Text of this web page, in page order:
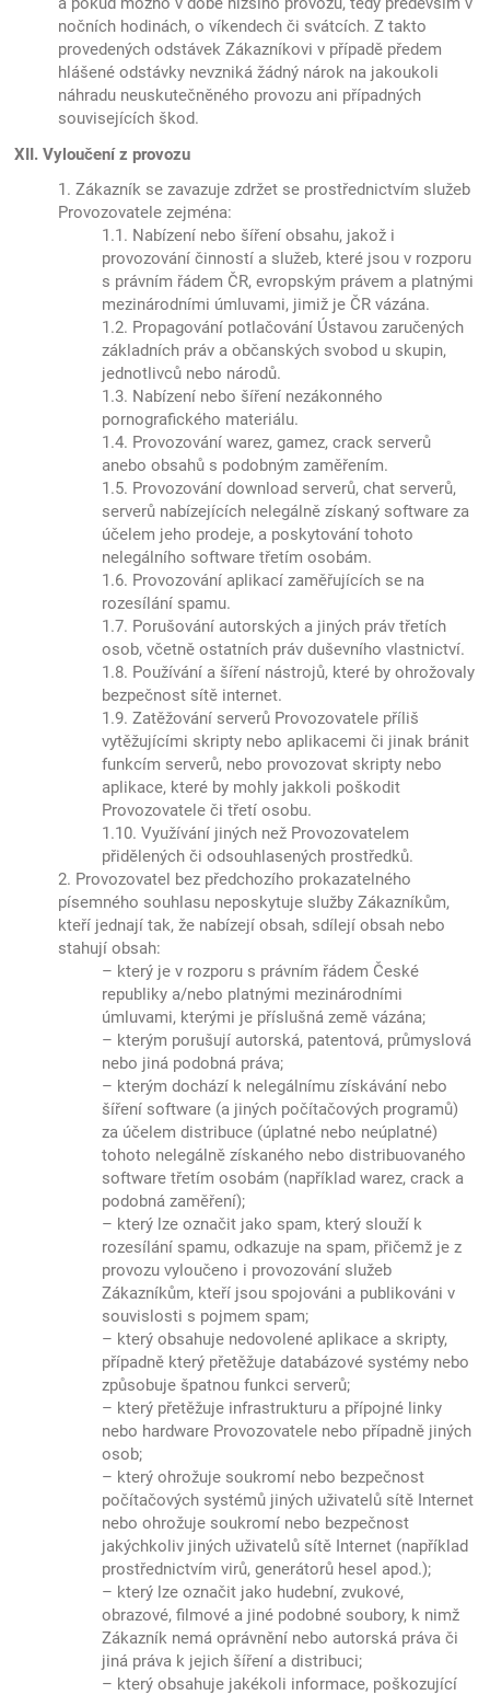
nočních hodinách, o víkendech či svátcích. Z takto
provedených odstávek Zákazníkovi v případě předem
hlášené odstávky nevzniká žádný nárok na jakoukoli
náhradu neuskutečněného provozu ani případných
souvisejících škod.
XII. Vyloučení z provozu
1. Zákazník se zavazuje zdržet se prostřednictvím služeb
Provozovatele zejména:
1.1. Nabízení nebo šíření obsahu, jakož i
provozování činností a služeb, které jsou v rozporu
s právním řádem ČR, evropským právem a platnými
mezinárodními úmluvami, jimiž je ČR vázána.
1.2. Propagování potlačování Ústavou zaručených
základních práv a občanských svobod u skupin,
jednotlivců nebo národů.
1.3. Nabízení nebo šíření nezákonného
pornografického materiálu.
1.4. Provozování warez, gamez, crack serverů
anebo obsahů s podobným zaměřením.
1.5. Provozování download serverů, chat serverů,
serverů nabízejících nelegálně získaný software za
účelem jeho prodeje, a poskytování tohoto
nelegálního software třetím osobám.
1.6. Provozování aplikací zaměřujících se na
rozesílání spamu.
1.7. Porušování autorských a jiných práv třetích
osob, včetně ostatních práv duševního vlastnictví.
1.8. Používání a šíření nástrojů, které by ohrožovaly
bezpečnost sítě internet.
1.9. Zatěžování serverů Provozovatele příliš
vytěžujícími skripty nebo aplikacemi či jinak bránit
funkcím serverů, nebo provozovat skripty nebo
aplikace, které by mohly jakkoli poškodit
Provozovatele či třetí osobu.
1.10. Využívání jiných než Provozovatelem
přidělených či odsouhlasených prostředků.
2. Provozovatel bez předchozího prokazatelného
písemného souhlasu neposkytuje služby Zákazníkům,
kteří jednají tak, že nabízejí obsah, sdílejí obsah nebo
stahují obsah:
– který je v rozporu s právním řádem České
republiky a/nebo platnými mezinárodními
úmluvami, kterými je příslušná země vázána;
– kterým porušují autorská, patentová, průmyslová
nebo jiná podobná práva;
– kterým dochází k nelegálnímu získávání nebo
šíření software (a jiných počítačových programů)
za účelem distribuce (úplatné nebo neúplatné)
tohoto nelegálně získaného nebo distribuovaného
software třetím osobám (například warez, crack a
podobná zaměření);
– který lze označit jako spam, který slouží k
rozesílání spamu, odkazuje na spam, přičemž je z
provozu vyloučeno i provozování služeb
Zákazníkům, kteří jsou spojováni a publikováni v
souvislosti s pojmem spam;
– který obsahuje nedovolené aplikace a skripty,
případně který přetěžuje databázové systémy nebo
způsobuje špatnou funkci serverů;
– který přetěžuje infrastrukturu a přípojné linky
nebo hardware Provozovatele nebo případně jiných
osob;
– který ohrožuje soukromí nebo bezpečnost
počítačových systémů jiných uživatelů sítě Internet
nebo ohrožuje soukromí nebo bezpečnost
jakýchkoliv jiných uživatelů sítě Internet (například
prostřednictvím virů, generátorů hesel apod.);
– který lze označit jako hudební, zvukové,
obrazové, filmové a jiné podobné soubory, k nimž
Zákazník nemá oprávnění nebo autorská práva či
jiná práva k jejich šíření a distribuci;
– který obsahuje jakékoli informace, poškozující